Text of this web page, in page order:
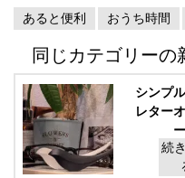
あると便利 おうち時間
同じカテゴリーの
シンプ
レター
ー
+d(プ
ィー)
続